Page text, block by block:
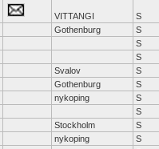
VITTANGI
S
Gothenburg
S
S
S
Svalov
S
Gothenburg
S
nykoping
S
S
Stockholm
S
nykoping
S